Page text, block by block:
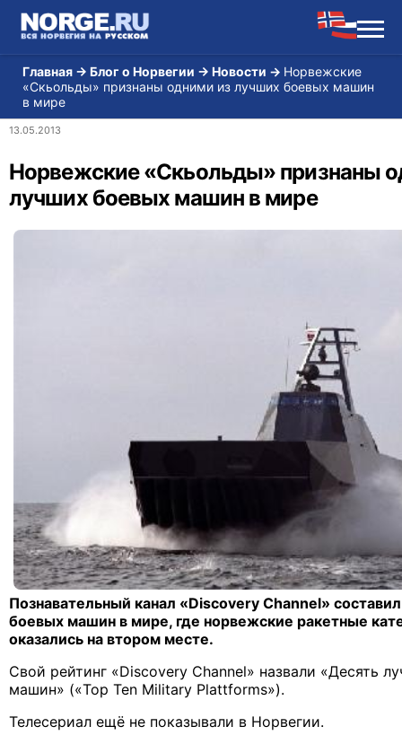
Главная → Блог о Норвегии → Новости → Норвежские
«Скьольды» признаны одними из лучших боевых машин
в мире
13.05.2013
Норвежские «Скьольды» признаны
лучших боевых машин в мире
Познавательный канал «Discovery Channel»
боевых машин в мире, где норвежские ракетные
оказались на втором месте.
Свой рейтинг «Discovery Channel» назвали «Десять
машин» («Top Ten Military Plattforms»).
Телесериал ещё не показывали в Норвегии.